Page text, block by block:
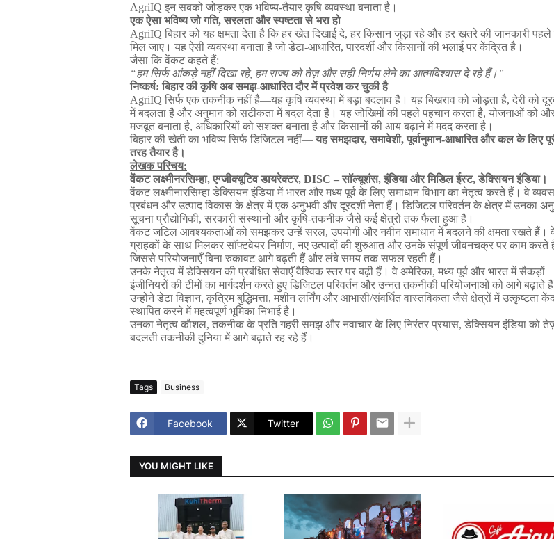
AgriIQ इन सबको जोड़कर एक भविष्य-तैयार कृषि व्यवस्था बनाता है।
एक ऐसा भविष्य जो गति,सरलता और स्पष्टता से भरा हो
AgriIQ बिहार को यह क्षमता देता है कि हर खेत दिखाई दे, हर किसान जुड़ा रहे और हर खतरे की जानकारी पहले
मिल जाए। यह ऐसी व्यवस्था बनाता है जो डेटा-आधारित, पारदर्शी और किसानों की भलाई पर केंद्रित है।
जैसा कि वेंकट कहते हैं:
“हम सिर्फ आंकड़े नहीं दिखा रहे, हम राज्य को तेज़ और सही निर्णय लेने का आत्मविश्वास दे रहे हैं। ”
निष्कर्ष:बिहार की कृषि अब समझ-आधारित दौर में प्रवेश कर चुकी है
AgriIQ सिर्फ एक तकनीक नहीं है—यह कृषि व्यवस्था में बड़ा बदलाव है। यह बिखराव को जोड़ता है, देरी को
में बदलता है और अनुमान को सटीकता में बदल देता है। यह जोखिमों की पहले पहचान करता है, योजनाओं को
मजबूत बनाता है, अधिकारियों को सशक्त बनाता है और किसानों की आय बढ़ाने में मदद करता है।
बिहार की खेती का भविष्य सिर्फ डिजिटल नहीं—यह समझदार,समावेशी,पूर्वानुमान-आधारित और कल के लिए
तरह तैयार है।
लेखक परिचय:
वेंकट लक्ष्मीनरसिम्हा,एग्जीक्यूटिव डायरेक्टर, DISC –सॉल्यूशंस,इंडिया और मिडिल ईस्ट,डेक्सियन इंडिया।
वेंकट लक्ष्मीनारसिम्हा डेक्सियन इंडिया में भारत और मध्य पूर्व के लिए समाधान विभाग का नेतृत्व करते हैं। वे
प्रबंधन और उत्पाद विकास के क्षेत्र में एक अनुभवी और दूरदर्शी नेता हैं। डिजिटल परिवर्तन के क्षेत्र में उनका
सूचना प्रौद्योगिकी, सरकारी संस्थानों और कृषि-तकनीक जैसे कई क्षेत्रों तक फैला हुआ है।
वेंकट जटिल आवश्यकताओं को समझकर उन्हें सरल, उपयोगी और नवीन समाधान में बदलने की क्षमता रखते हैं।
ग्राहकों के साथ मिलकर सॉफ्टवेयर निर्माण, नए उत्पादों की शुरुआत और उनके संपूर्ण जीवनचक्र पर काम करते
जिससे परियोजनाएँ बिना रुकावट आगे बढ़ती हैं और लंबे समय तक सफल रहती हैं।
उनके नेतृत्व में डेक्सियन की प्रबंधित सेवाएँ वैश्विक स्तर पर बढ़ी हैं। वे अमेरिका, मध्य पूर्व और भारत में सैकड़ों
इंजीनियरों की टीमों का मार्गदर्शन करते हुए डिजिटल परिवर्तन और उन्नत तकनीकी परियोजनाओं को आगे बढ़ाते
उन्होंने डेटा विज्ञान, कृत्रिम बुद्धिमत्ता, मशीन लर्निंग और आभासी/संवर्धित वास्तविकता जैसे क्षेत्रों में उत्कृष्टता
स्थापित करने में महत्वपूर्ण भूमिका निभाई है।
उनका नेतृत्व कौशल, तकनीक के प्रति गहरी समझ और नवाचार के लिए निरंतर प्रयास, डेक्सियन इंडिया को
बदलती तकनीकी दुनिया में आगे बढ़ाते रह रहे हैं।
Tags Business
Facebook Twitter
YOU MIGHT LIKE